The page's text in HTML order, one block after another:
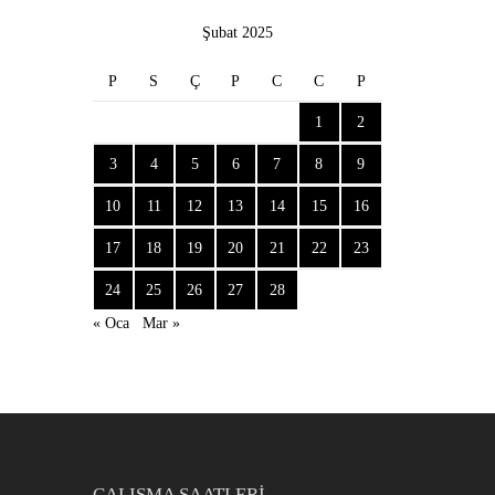
Şubat 2025
P S Ç P C C P
1 2
3 4 5 6 7 8 9
10 11 12 13 14 15 16
17 18 19 20 21 22 23
24 25 26 27
28
« Oca
Mar »